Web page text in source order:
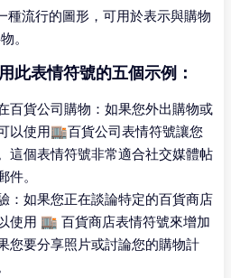
流行的圖形，可用於表示與購物
。
此表情符號的五個示例：
百貨公司購物：如果您外出購物或
以使用🏬百貨公司表情符號讓您
這個表情符號非常適合社交媒體帖
。
：如果您正在談論特定的百貨商店
使用 🏬 百貨商店表情符號來增加
您要分享照片或討論您的購物計